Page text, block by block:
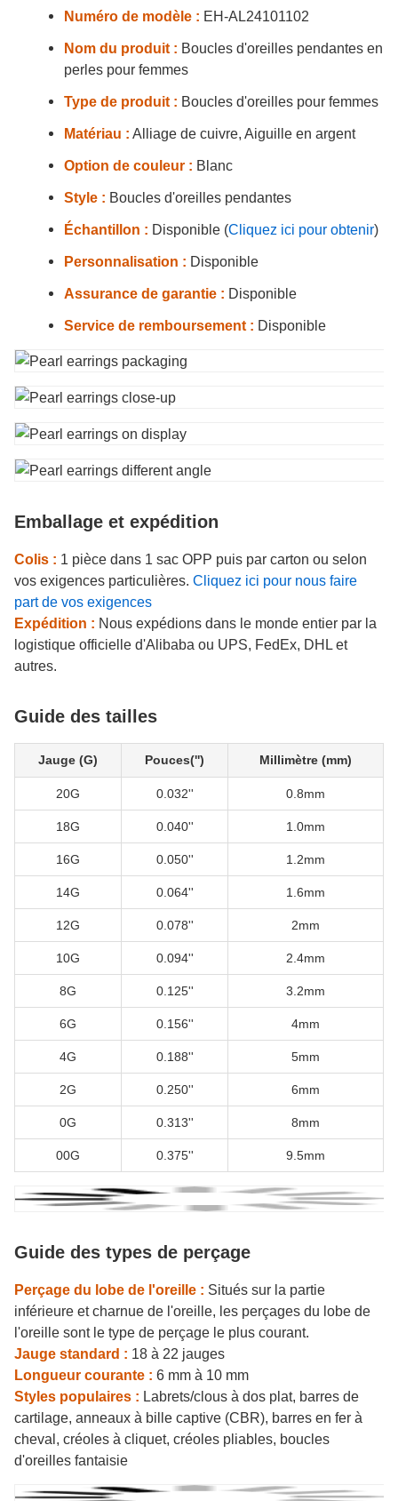
Numéro de modèle : EH-AL24101102
Nom du produit : Boucles d'oreilles pendantes en
perles pour femmes
Type de produit : Boucles d'oreilles pour femmes
Matériau : Alliage de cuivre, Aiguille en argent
Option de couleur : Blanc
Style : Boucles d'oreilles pendantes
Échantillon : Disponible (Cliquez ici pour obtenir)
Personnalisation : Disponible
Assurance de garantie : Disponible
Service de remboursement : Disponible
Emballage et expédition
Colis : 1 pièce dans 1 sac OPP puis par carton ou selon
vos exigences particulières. Cliquez ici pour nous faire
part de vos exigences
Expédition : Nous expédions dans le monde entier par la
logistique officielle d'Alibaba ou UPS, FedEx, DHL et
autres.
Guide des tailles
Jauge (G) Pouces('') Millimètre (mm)
20G 0.032'' 0.8mm
18G 0.040'' 1.0mm
16G 0.050'' 1.2mm
14G 0.064'' 1.6mm
12G 0.078'' 2mm
10G 0.094'' 2.4mm
8G 0.125'' 3.2mm
6G 0.156'' 4mm
4G 0.188'' 5mm
2G 0.250'' 6mm
0G 0.313'' 8mm
00G 0.375'' 9.5mm
Guide des types de perçage
Perçage du lobe de l'oreille : Situés sur la partie
inférieure et charnue de l'oreille, les perçages du lobe de
l'oreille sont le type de perçage le plus courant.
Jauge standard : 18 à 22 jauges
Longueur courante : 6 mm à 10 mm
Styles populaires : Labrets/clous à dos plat, barres de
cartilage, anneaux à bille captive (CBR), barres en fer à
cheval, créoles à cliquet, créoles pliables, boucles
d'oreilles fantaisie